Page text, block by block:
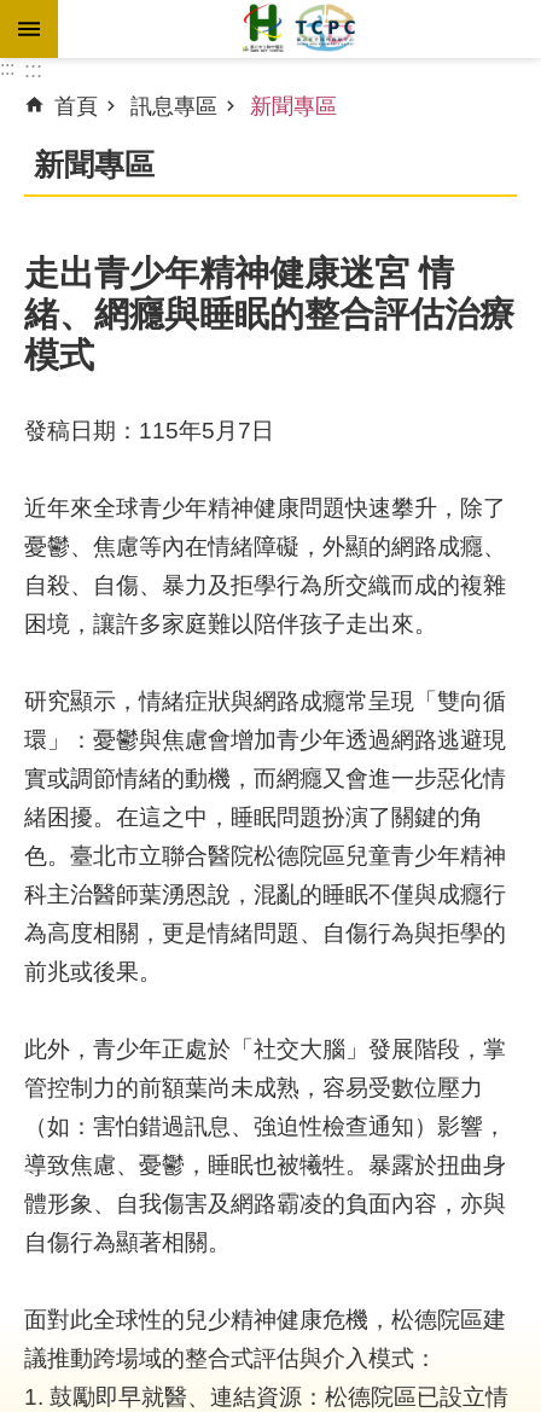
跳到主要內容區塊
進
搜
尋
訊
息
專
本
院
就
醫
特
色
醫
療
衛
教
專
區
學
研
究
網
站
導
覽
回
首
頁
::: :::
首頁
訊息專區 新聞專區
新聞專區
走出青少年精神健康迷宮 情
緒、網癮與睡眠的整合評估治療
模式
發稿日期：115年5月7日
近年來全球青少年精神健康問題快速攀升，除了
憂鬱、焦慮等內在情緒障礙，外顯的網路成癮、
自殺、自傷、暴力及拒學行為所交織而成的複雜
困境，讓許多家庭難以陪伴孩子走出來。
研究顯示，情緒症狀與網路成癮常呈現「雙向循
環」：憂鬱與焦慮會增加青少年透過網路逃避現
實或調節情緒的動機，而網癮又會進一步惡化情
緒困擾。在這之中，睡眠問題扮演了關鍵的角
色。臺北市立聯合醫院松德院區兒童青少年精神
科主治醫師葉湧恩說，混亂的睡眠不僅與成癮行
為高度相關，更是情緒問題、自傷行為與拒學的
前兆或後果。
此外，青少年正處於「社交大腦」發展階段，掌
管控制力的前額葉尚未成熟，容易受數位壓力
（如：害怕錯過訊息、強迫性檢查通知）影響，
導致焦慮、憂鬱，睡眠也被犧牲。暴露於扭曲身
體形象、自我傷害及網路霸凌的負面內容，亦與
自傷行為顯著相關。
面對此全球性的兒少精神健康危機，松德院區建
議推動跨場域的整合式評估與介入模式：
1. 鼓勵即早就醫、連結資源：松德院區已設立情